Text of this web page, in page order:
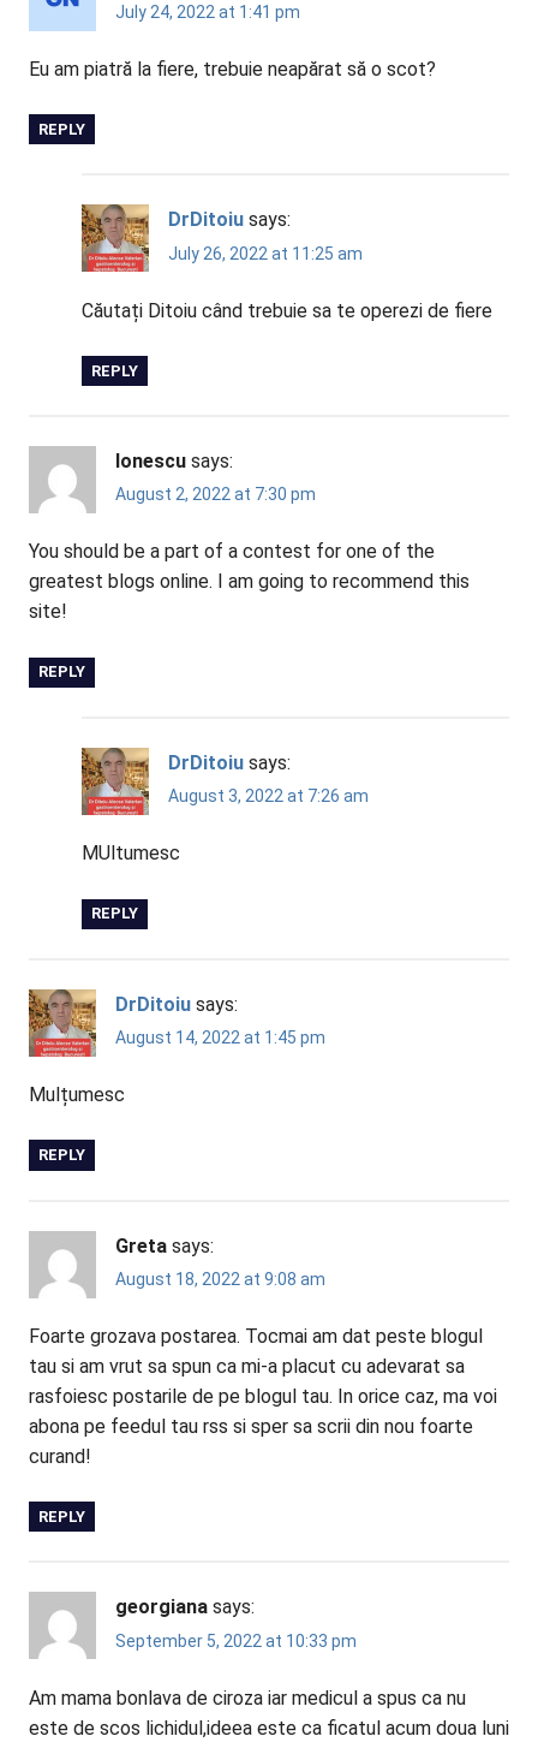
July 24, 2022 at 1:41 pm
Eu am piatră la fiere, trebuie neapărat să o scot?
REPLY
DrDitoiu says:
July 26, 2022 at 11:25 am
Căutați Ditoiu când trebuie sa te operezi de fiere
REPLY
Ionescu says:
August 2, 2022 at 7:30 pm
You should be a part of a contest for one of the
greatest blogs online. I am going to recommend this
site!
REPLY
DrDitoiu says:
August 3, 2022 at 7:26 am
MUltumesc
REPLY
DrDitoiu says:
August 14, 2022 at 1:45 pm
Mulțumesc
REPLY
Greta says:
August 18, 2022 at 9:08 am
Foarte grozava postarea. Tocmai am dat peste blogul
tau si am vrut sa spun ca mi-a placut cu adevarat sa
rasfoiesc postarile de pe blogul tau. In orice caz, ma voi
abona pe feedul tau rss si sper sa scrii din nou foarte
curand!
REPLY
georgiana says:
September 5, 2022 at 10:33 pm
Am mama bonlava de ciroza iar medicul a spus ca nu
este de scos lichidul,ideea este ca ficatul acum doua luni